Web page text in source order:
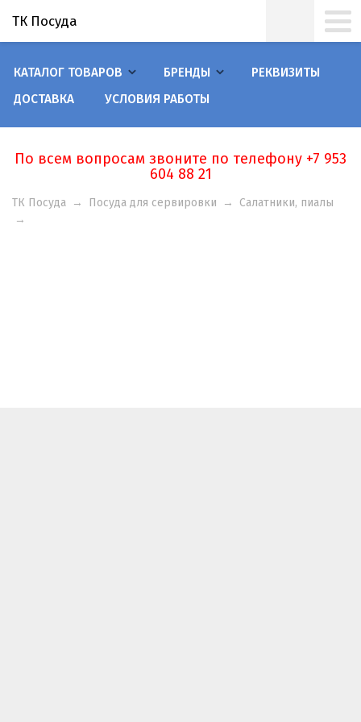
ТК Посуда
КАТАЛОГ ТОВАРОВ БРЕНДЫ
РЕКВИЗИТЫ
ДОСТАВКА
УСЛОВИЯ РАБОТЫ
По всем вопросам звоните по телефону +7 953
604 88 21
ТК Посуда → Посуда для сервировки →
Салатники, пиалы
→